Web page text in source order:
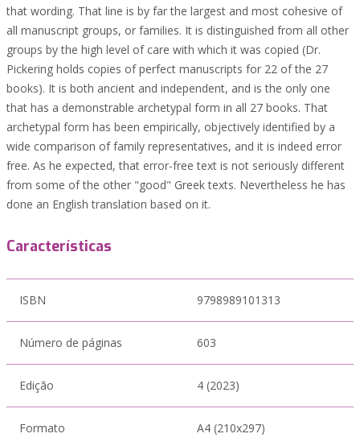
that wording. That line is by far the largest and most cohesive of
all manuscript groups, or families. It is distinguished from all other
groups by the high level of care with which it was copied (Dr.
Pickering holds copies of perfect manuscripts for 22 of the 27
books). It is both ancient and independent, and is the only one
that has a demonstrable archetypal form in all 27 books. That
archetypal form has been empirically, objectively identified by a
wide comparison of family representatives, and it is indeed error
free. As he expected, that error-free text is not seriously different
from some of the other "good" Greek texts. Nevertheless he has
done an English translation based on it.
Características
ISBN 9798989101313
Número de páginas 603
Edição 4 (2023)
Formato A4 (210x297)